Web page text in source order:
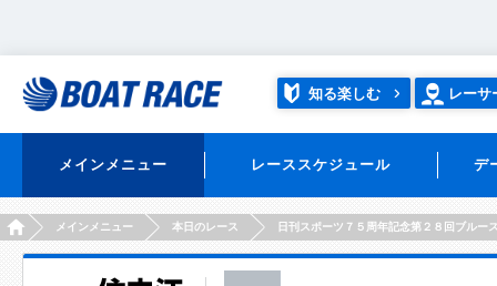
知る楽しむ レーサ
メインメニュー レーススケジュール デ
HOMEメインメニュー 本日のレース 日刊スポーツ７５周年記念第２８回ブルー